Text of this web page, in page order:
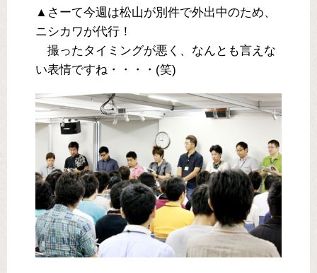
▲さーて今週は松山が別件で外出中のため、
ニシカワが代行！
撮ったタイミングが悪く、なんとも言えな
い表情ですね・・・・(笑)